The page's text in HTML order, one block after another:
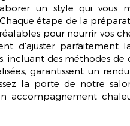
un style qui vous
Chaque étape de la
pour nourrir vos
d'ajuster parfaitement
incluant des méthodes
garantissent un
la porte de notre
accompagnement